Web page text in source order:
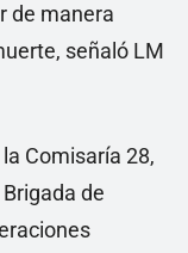
de manera
señaló LM
Comisaría 28,
de